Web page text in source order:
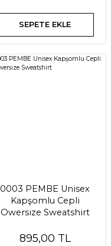
SEPETE EKLE
0003 PEMBE Unisex
Kapşomlu Cepli
Owersıze Sweatshirt
895,00 TL